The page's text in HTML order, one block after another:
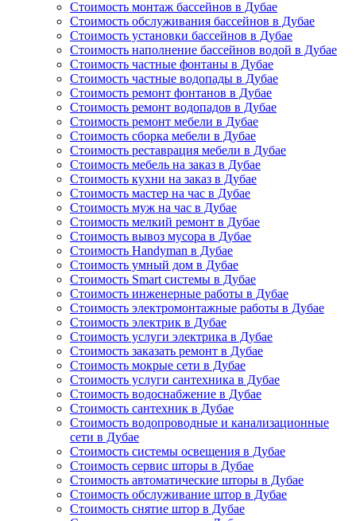
Стоимость монтаж бассейнов в Дубае
Стоимость обслуживания бассейнов в Дубае
Стоимость установки бассейнов в Дубае
Стоимость наполнение бассейнов водой в Дубае
Стоимость частные фонтаны в Дубае
Стоимость частные водопады в Дубае
Стоимость ремонт фонтанов в Дубае
Стоимость ремонт водопадов в Дубае
Стоимость ремонт мебели в Дубае
Стоимость сборка мебели в Дубае
Стоимость реставрация мебели в Дубае
Стоимость мебель на заказ в Дубае
Стоимость кухни на заказ в Дубае
Стоимость мастер на час в Дубае
Стоимость муж на час в Дубае
Стоимость мелкий ремонт в Дубае
Стоимость вывоз мусора в Дубае
Стоимость Handyman в Дубае
Стоимость умный дом в Дубае
Стоимость Smart системы в Дубае
Стоимость инженерные работы в Дубае
Стоимость электромонтажные работы в Дубае
Стоимость электрик в Дубае
Стоимость услуги электрика в Дубае
Стоимость заказать ремонт в Дубае
Стоимость мокрые сети в Дубае
Стоимость услуги сантехника в Дубае
Стоимость водоснабжение в Дубае
Стоимость сантехник в Дубае
Стоимость водопроводные и канализационные
сети в Дубае
Стоимость системы освещения в Дубае
Стоимость сервис шторы в Дубае
Стоимость автоматические шторы в Дубае
Стоимость обслуживание штор в Дубае
Стоимость снятие штор в Дубае